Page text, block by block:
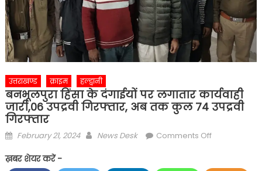
उत्तराखण्ड क्राइम हल्द्वानी
बनभूलपुरा हिंसा के दंगाईयों पर लगातार कार्यवाही
जारी,06 उपद्रवी गिरफ्तार, अब तक कुल 74 उपद्रवी
गिरफ्तार
Posted
February 21, 2024 Author
News Desk Comments Offon
ख़बर शेयर करें -